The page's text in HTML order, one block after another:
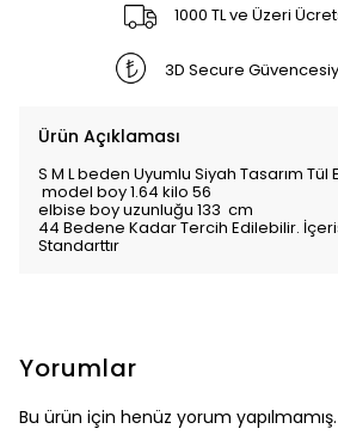
1000 TL ve Üzeri
3D Secure
Ürün Açıklaması
S M L beden Uyumlu Siyah Tasarım Tül
model boy 1.64 kilo 56
elbise boy uzunluğu 133 cm
44 Bedene Kadar Tercih Edilebilir.
Standarttır
Yorumlar
Bu ürün için henüz yorum yapılmamış.